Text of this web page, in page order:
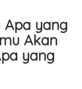
Apa yang
Akan
yang